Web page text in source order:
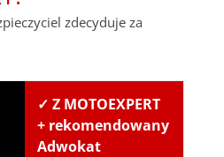
zdecyduje za
✓ Z MOTOEXPERT
+ rekomendowany
Adwokat